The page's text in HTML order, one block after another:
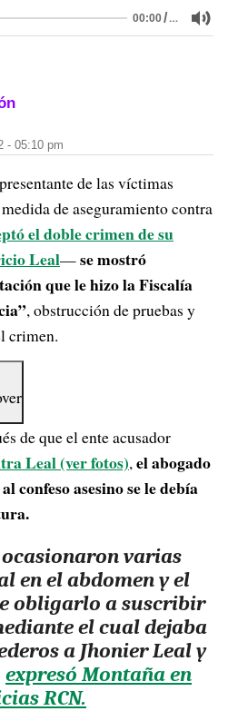
00:00/…
- 05:10 pm
de las víctimas
de aseguramiento contra
el doble crimen de su
Leal—se mostró
que le hizo la Fiscalía
, obstrucción de pruebas y
crimen.
de que el ente acusador
Leal (ver fotos),el abogado
confeso asesino se le debía
varias
en el abdomen y el
obligarlo a suscribir
el cual dejaba
a Jhonier Leal y
expresó Montaña en
RCN.